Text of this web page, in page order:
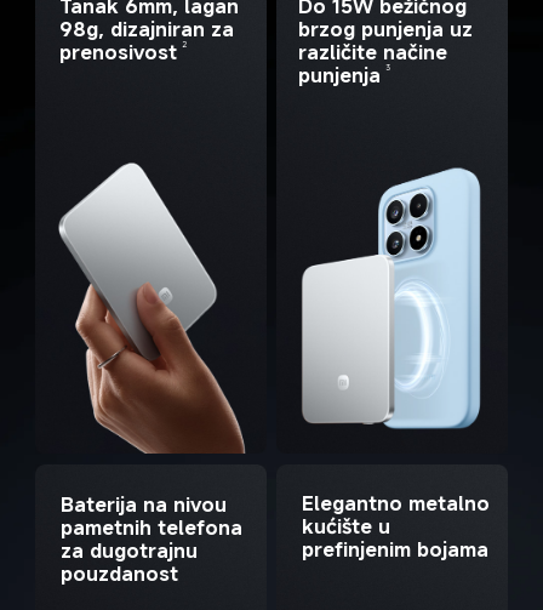
Tanak 6mm, lagan
98g, dizajniran za
prenosivost 2
Do 15W bežičnog
brzog punjenja uz
različite načine
punjenja 3
Baterija na nivou
pametnih telefona
za dugotrajnu
pouzdanost
Elegantno metalno
kućište u
prefinjenim bojama